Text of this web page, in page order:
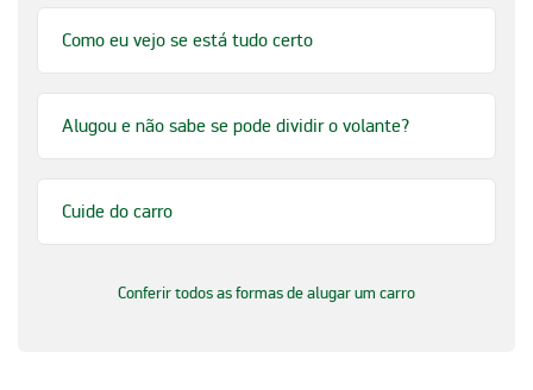
Como eu vejo se está tudo certo
Alugou e não sabe se pode dividir o volante?
Cuide do carro
Conferir todos as formas de alugar um carro